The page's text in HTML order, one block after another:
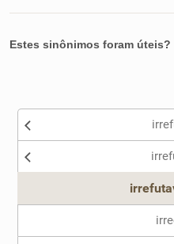
Conexões
Dicionário
Estes sinônimos foram úteis?
Nenhum dos sinônimos